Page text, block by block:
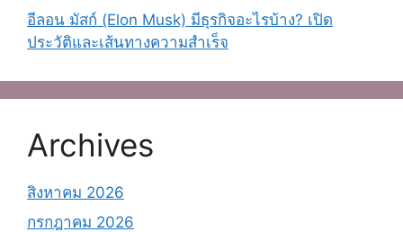
อีลอน มัสก์ (Elon Musk) มีธุรกิจอะไรบ้าง? เปิด
ประวัติและเส้นทางความสำเร็จ
Archives
สิงหาคม 2026
กรกฎาคม 2026